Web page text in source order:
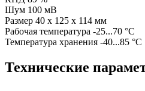
Шум 100 мВ
Размер 40 x 125 x 114 мм
Рабочая температура -25...70 °C
Температура хранения -40...85 °C
Технические